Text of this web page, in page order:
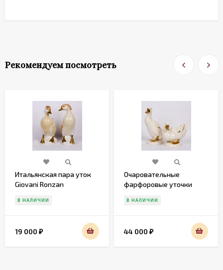
Рекомендуем посмотреть
Итальянская пара уток
Giovani Ronzan
В НАЛИЧИИ
19 000 ₽
Очаровательные
фарфоровые уточки
В НАЛИЧИИ
44 000 ₽